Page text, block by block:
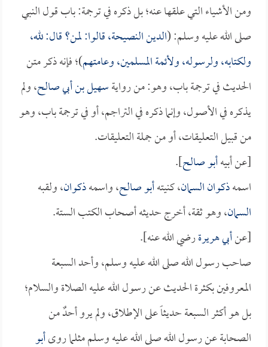
ومن الأشياء التي علقها عنه؛ بل ذكره في ترجمة: باب قول النبي
صلى الله عليه وسلم: (الدين النصيحة، قالوا: لمن؟ قال: لله،
ولكتابه، ولرسوله، ولأئمة المسلمين، وعامتهم)؛ فإنه ذكر متن
الحديث في ترجمة باب، وهو: من روايةسهيل بن أبي صالح، ولم
يذكره في الأصول، وإنما ذكره في التراجم، أو في ترجمة باب، وهو
من قبيل التعليقات، أو من جملة التعليقات.
[عن أبيهأبو صالح].
اسمهذكوان السمان، كنيتهأبو صالح، واسمهذكوان، ولقبه
السمان، وهو ثقة، أخرج حديثه أصحاب الكتب الستة.
[عنأبي هريرةرضي الله عنه].
صاحب رسول الله صلى الله عليه وسلم، وأحد السبعة
المعروفين بكثرة الحديث عن رسول الله عليه الصلاة والسلام؛
بل هو أكثر السبعة حديثاً على الإطلاق، ولم يرو أحدٌ من
الصحابة عن رسول الله صلى الله عليه وسلم مثلما روىأبو